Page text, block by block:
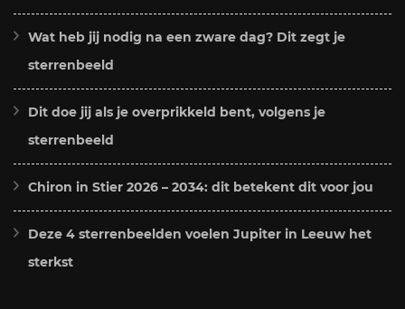
Wat heb jij nodig na een zware dag? Dit zegt je
sterrenbeeld
Dit doe jij als je overprikkeld bent, volgens je
sterrenbeeld
Chiron in Stier 2026 – 2034: dit betekent dit voor jou
Deze 4 sterrenbeelden voelen Jupiter in Leeuw het
sterkst